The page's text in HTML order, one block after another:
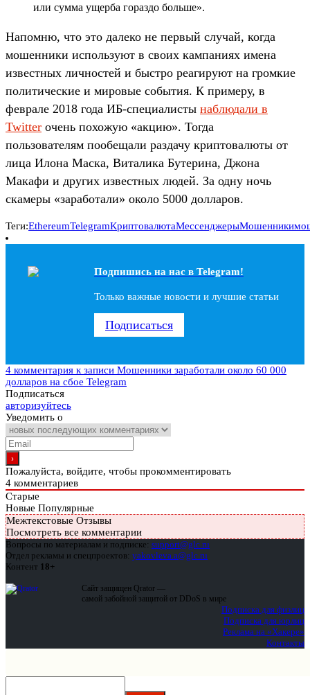
или сумма ущерба гораздо больше».
Напомню, что это далеко не первый случай, когда
мошенники используют в своих кампаниях имена
известных личностей и быстро реагируют на громкие
политические и мировые события. К примеру, в
феврале 2018 года ИБ-специалисты наблюдали в
Twitter очень похожую «акцию». Тогда
пользователям пообещали раздачу криптовалюты от
лица Илона Маска, Виталика Бутерина, Джона
Макафи и других известных людей. За одну ночь
скамеры «заработали» около 5000 долларов.
Теги:EthereumTelegramКриптовалютаМессенджерыМошенники
Подпишись на наc в Telegram!
Только важные новости и лучшие статьи
Подписаться
4 комментария к записи Мошенники заработали около 60 000
долларов на сбое Telegram
Подписаться
авторизуйтесь
Уведомить о
Пожалуйста, войдите, чтобы прокомментировать
4 комментариев
Старые
Новые Популярные
Межтекстовые Отзывы
Посмотреть все комментарии
Вопросы по материалам и подписке: support@glc.ru
Отдел рекламы и спецпроектов: yakovleva.a@glc.ru
Контент 18+
Сайт защищен Qrator —
самой забойной защитой от DDoS в мире
Подписка для физлиц
Подписка для юрлиц
Реклама на «Хакере»
Контакты